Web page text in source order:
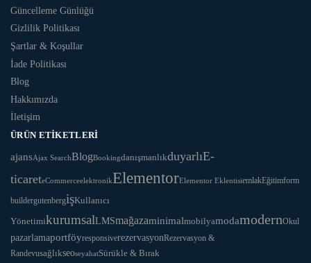
Güncelleme Günlüğü
Gizlilik Politikası
Şartlar & Koşullar
İade Politikası
Blog
Hakkımızda
İletişim
ÜRÜN ETIKETLERI
ajansAjax SearchBlogBookingdanışmanlıkduyarlıE-
ticareteCommerceelektronikElementorElementor EklentisiemlakEğitimform
buildergutenbergişKullanıcı
YönetimikurumsalLMSmağazaminimalmobilyamodamodernOkul
pazarlamaportföyresponsiverezervasyonRezervasyon &
RandevusağlıkseoseyahatSürükle & Bırak